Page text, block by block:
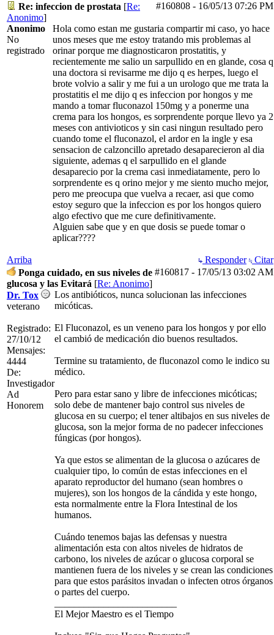
#160808 - 16/05/13 07:26 PM
Re: infeccion de prostata [Re:
Anonimo]
Anonimo
No
registrado
Hola como estan me gustaria compartir mi caso, yo hace
unos meses que me estoy tratando mis problemas al
orinar porque me diagnosticaron prostatitis, y
recientemente me salio un sarpullido en en glande, cosa q
una doctora si revisarme me dijo q es herpes, luego el
brote volvio a salir y me fui a un urologo que me trata la
prostatitis el me dijo q es infeccion por hongos y me
mando a tomar fluconazol 150mg y a ponerme una
crema para los hongos, es sorprendente porque llevo ya 2
meses con antivioticos y sin casi ningun resultado pero
cuando tome el fluconazol, el ardor en la ingle y esa
sensacion de calzoncillo apretado desaparecieron al dia
siguiente, ademas q el sarpullido en el glande
desaparecio por la crema casi inmediatamente, pero lo
sorprendente es q orino mejor y me siento mucho mejor,
pero me preocupa que vuelva a recaer, asi que como
estoy seguro que la infeccion es por los hongos quiero
algo efectivo que me cure definitivamente.
Alguien sabe que y en que dosis se puede tomar o
aplicar????
Arriba Responder
Citar
#160817 - 17/05/13 03:02 AM
Ponga cuidado, en sus niveles de
glucosa y las Evitará [Re: Anonimo]
Dr. Tox
veterano
Registrado:
27/10/12
Mensajes:
4444
De:
Investigador
Ad
Honorem
Los antibióticos, nunca solucionan las infecciones
micóticas.
El Fluconazol, es un veneno para los hongos y por ello
el cambió de medicación dio buenos resultados.
Termine su tratamiento, de fluconazol como le indico su
médico.
Pero para estar sano y libre de infecciones micóticas;
solo debe de mantener bajo control sus niveles de
glucosa en su cuerpo; el tener altibajos en sus niveles de
glucosa, son la mejor forma de no padecer infecciones
fúngicas (por hongos).
Ya que estos se alimentan de la glucosa o azúcares de
cualquier tipo, lo común de estas infecciones en el
aparato reproductor del humano (sean hombres o
mujeres), son los hongos de la cándida y este hongo,
esta normalmente entre la Flora Intestinal de los
humanos.
Cuándo tenemos bajas las defensas y nuestra
alimentación esta con altos niveles de hidratos de
carbono, los niveles de azúcar o glucosa corporal se
mantienen fuera de los niveles y se crean las condiciones
para que estos parásitos invadan o infecten otros órganos
o partes del cuerpo.
El Mejor Maestro es el Tiempo